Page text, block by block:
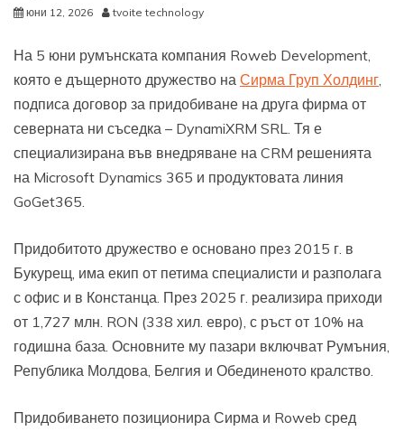
юни 12, 2026 tvoite technology
На 5 юни румънската компания Roweb Development,
която е дъщерното дружество на Сирма Груп Холдинг
подписа договор за придобиване на друга фирма от
северната ни съседка – DynamiXRM SRL. Тя е
специализирана във внедряване на CRM решенията
на Microsoft Dynamics 365 и продуктовата линия
GoGet365.
Придобитото дружество е основано през 2015 г. в
Букурещ, има екип от петима специалисти и разполага
с офис и в Констанца. През 2025 г. реализира приходи
от 1,727 млн. RON (338 хил. евро), с ръст от 10% на
годишна база. Основните му пазари включват Румъния,
Република Молдова, Белгия и Обединеното кралство.
Придобиването позиционира Сирма и Roweb сред